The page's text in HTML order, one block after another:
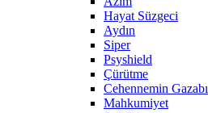
Hayat Süzgeci
Aydın
Siper
Psyshield
Çürütme
Cehennemin Gazabı
Mahkumiyet